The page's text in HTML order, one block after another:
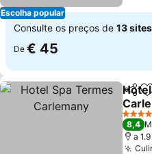
Escolha popular
Consulte os preços de 13 sites
De € 45
Ver
4
8,4
a